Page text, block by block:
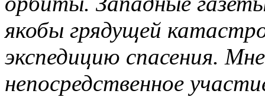
якобы грядущей
экспедицию спасения.
непосредственное